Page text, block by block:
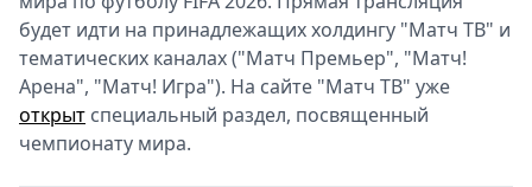
будет идти на принадлежащих холдингу "Матч ТВ" и
тематических каналах ("Матч Премьер", "Матч!
Арена", "Матч! Игра"). На сайте "Матч ТВ" уже
открыт специальный раздел, посвященный
чемпионату мира.